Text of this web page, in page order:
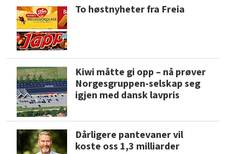
To høstnyheter fra Freia
Kiwi måtte gi opp – nå prøver
Norgesgruppen-selskap seg
igjen med dansk lavpris
Dårligere pantevaner vil
koste oss 1,3 milliarder